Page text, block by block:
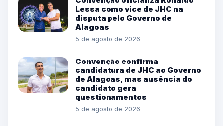
Lessa como vice de JHC na
disputa pelo Governo de
Alagoas
5 de agosto de 2026
Convenção confirma
candidatura de JHC ao Governo
de Alagoas, mas ausência do
candidato gera
questionamentos
5 de agosto de 2026